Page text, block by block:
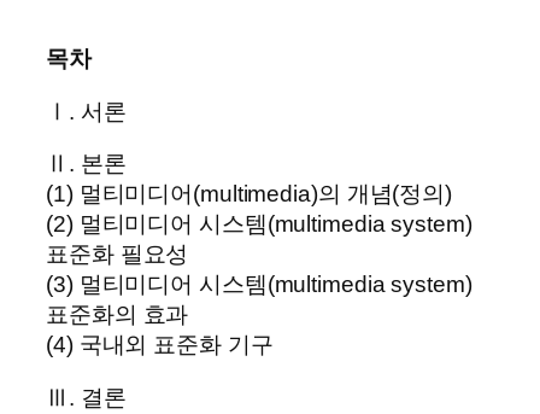
목차
Ⅰ. 서론
Ⅱ. 본론
(1) 멀티미디어(multimedia)의 개념(정의)
(2) 멀티미디어 시스템(multimedia system)
표준화 필요성
(3) 멀티미디어 시스템(multimedia system)
표준화의 효과
(4) 국내외 표준화 기구
Ⅲ. 결론